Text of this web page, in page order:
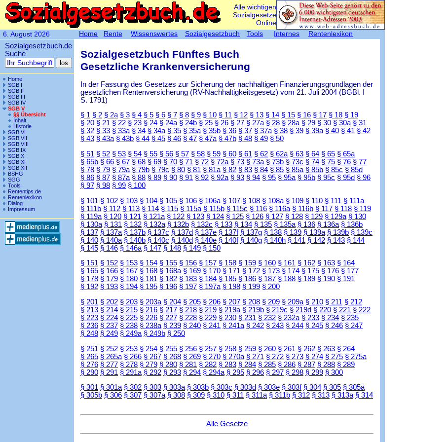
Alle wichtigen
Sozialgesetze
Online
6. August 2026
Sozialgesetzbuch.de
Suche
Home
SGB I
SGB II
SGB III
SGB IV
SGB V
§§ Übersicht
Inhalt
Historie
SGB VI
SGB VII
SGB VIII
SGB IX
SGB X
SGB XI
SGB XII
BSHG
SGG
Tools
Rententips.de
Rentenlexikon
Dialog
Impressum
Sozialgesetzbuch Fünftes Buch
Gesetzliche Krankenversicherung
In der Fassung des Gesetzes zur Sicherung der nachhaltigen Finanzierungsgrundlagen der
gesetzlichen Rentenversicherung (RV-Nachhaltigkeitsgesetz) vom 21. Juli 2004 (BGBl. I
S. 1791)
§ 1 § 2 § 2a § 3 § 4 § 5 § 6 § 7 § 8 § 9 § 10 § 11 § 12 § 13 § 14 § 15 § 16 § 17 § 18 § 19
§ 20 § 21 § 22 § 23 § 24 § 24a § 24b § 25 § 26 § 27 § 27a § 28 § 28a § 29 § 30 § 30a § 31
§ 32 § 33 § 33a § 34 § 34a § 35 § 35a § 35b § 36 § 37 § 37a § 38 § 39 § 39a § 40 § 41 § 42
§ 43 § 43a § 43b § 44 § 45 § 46 § 47 § 47a § 47b § 48 § 49 § 50
§ 51 § 52 § 53 § 54 § 55 § 56 § 57 § 58 § 59 § 60 § 61 § 62 § 62a § 63 § 64 § 65 § 65a
§ 65b § 66 § 67 § 68 § 69 § 70 § 71 § 72 § 72a § 73 § 73a § 73b § 73c § 74 § 75 § 76 § 77
§ 78 § 79 § 79a § 79b § 79c § 80 § 81 § 81a § 82 § 83 § 84 § 85 § 85a § 85b § 85c § 85d
§ 86 § 87 § 87a § 88 § 89 § 90 § 91 § 92 § 92a § 93 § 94 § 95 § 95a § 95b § 95c § 95d § 96
§ 97 § 98 § 99 § 100
§ 101 § 102 § 103 § 104 § 105 § 106 § 106a § 107 § 108 § 108a § 109 § 110 § 111 § 111a
§ 111b § 112 § 113 § 114 § 115 § 115a § 115b § 115c § 116 § 116a § 116b § 117 § 118 § 119
§ 119a § 120 § 121 § 121a § 122 § 123 § 124 § 125 § 126 § 127 § 128 § 129 § 129a § 130
§ 130a § 131 § 132 § 132a § 132b § 132c § 133 § 134 § 135 § 135a § 136 § 136a § 136b
§ 137 § 137a § 137b § 137c § 137d § 137e § 137f § 137g § 138 § 139 § 139a § 139b § 139c
§ 140 § 140a § 140b § 140c § 140d § 140e § 140f § 140g § 140h § 141 § 142 § 143 § 144
§ 145 § 146 § 146a § 147 § 148 § 149 § 150
§ 151 § 152 § 153 § 154 § 155 § 156 § 157 § 158 § 159 § 160 § 161 § 162 § 163 § 164
§ 165 § 166 § 167 § 168 § 168a § 169 § 170 § 171 § 172 § 173 § 174 § 175 § 176 § 177
§ 178 § 179 § 180 § 181 § 182 § 183 § 184 § 185 § 186 § 187 § 188 § 189 § 190 § 191
§ 192 § 193 § 194 § 195 § 196 § 197 § 197a § 198 § 199 § 200
§ 201 § 202 § 203 § 203a § 204 § 205 § 206 § 207 § 208 § 209 § 209a § 210 § 211 § 212
§ 213 § 214 § 215 § 216 § 217 § 218 § 219 § 219a § 219b § 219c § 219d § 220 § 221 § 222
§ 223 § 224 § 225 § 226 § 227 § 228 § 229 § 230 § 231 § 232 § 232a § 233 § 234 § 235
§ 236 § 237 § 238 § 238a § 239 § 240 § 241 § 241a § 242 § 243 § 244 § 245 § 246 § 247
§ 248 § 249 § 249a § 249b § 250
§ 251 § 252 § 253 § 254 § 255 § 256 § 257 § 258 § 259 § 260 § 261 § 262 § 263 § 264
§ 265 § 265a § 266 § 267 § 268 § 269 § 270 § 270a § 271 § 272 § 273 § 274 § 275 § 275a
§ 276 § 277 § 278 § 279 § 280 § 281 § 282 § 283 § 284 § 285 § 286 § 287 § 288 § 289
§ 290 § 291 § 291a § 292 § 293 § 294 § 294a § 295 § 296 § 297 § 298 § 299 § 300
§ 301 § 301a § 302 § 303 § 303a § 303b § 303c § 303d § 303e § 303f § 304 § 305 § 305a
§ 305b § 306 § 307 § 307a § 308 § 309 § 310 § 311 § 311a § 311b § 312 § 313 § 313a § 314
Alle Gesetze
Home Rente Wissenswertes Sozialgesetzbuch Tools Internes Rentenlexikon